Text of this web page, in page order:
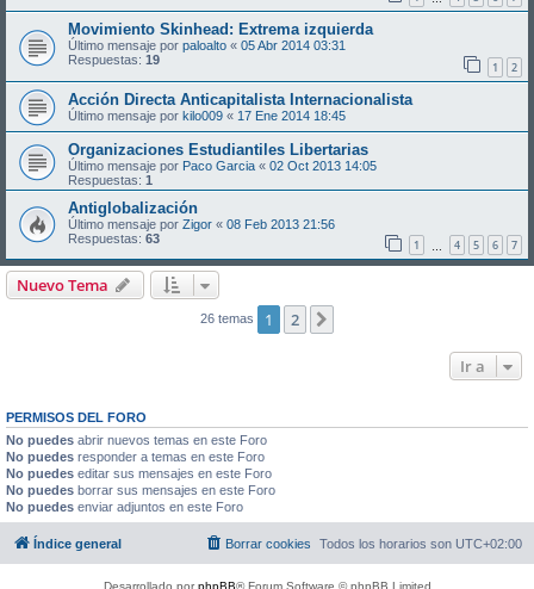
Movimiento Skinhead: Extrema izquierda
Último mensaje por paloalto « 05 Abr 2014 03:31
Respuestas: 19 1 2
Acción Directa Anticapitalista Internacionalista
Último mensaje por kilo009 « 17 Ene 2014 18:45
Organizaciones Estudiantiles Libertarias
Último mensaje por Paco Garcia « 02 Oct 2013 14:05
Respuestas: 1
Antiglobalización
Último mensaje por Zigor « 08 Feb 2013 21:56
Respuestas: 63 1 4 5 6 7
Nuevo Tema
26 temas 1 2
Ir a
PERMISOS DEL FORO
No puedes abrir nuevos temas en este Foro
No puedes responder a temas en este Foro
No puedes editar sus mensajes en este Foro
No puedes borrar sus mensajes en este Foro
No puedes enviar adjuntos en este Foro
Índice general Todos los horarios son UTC+02:00
Borrar cookies
Desarrollado porphpBB® Forum Software © phpBB Limited